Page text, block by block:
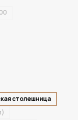
столешница